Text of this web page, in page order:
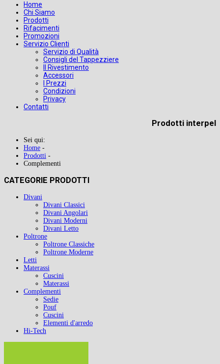
Home
Chi Siamo
Prodotti
Rifacimenti
Promozioni
Servizio Clienti
Servizio di Qualità
Consigli del Tappezziere
Il Rivestimento
Accessori
I Prezzi
Condizioni
Privacy
Contatti
Prodotti interpel
Sei qui:
Home -
Prodotti -
Complementi
CATEGORIE PRODOTTI
Divani
Divani Classici
Divani Angolari
Divani Moderni
Divani Letto
Poltrone
Poltrone Classiche
Poltrone Moderne
Letti
Materassi
Cuscini
Materassi
Complementi
Sedie
Pouf
Cuscini
Elementi d'arredo
Hi-Tech